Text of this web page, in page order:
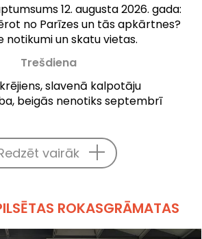
12. augusta 2026. gada:
no Parīzes un tās apkārtnes?
notikumi un skatu vietas.
Trešdiena
slavenā kalpotāju
beigās nenotiks septembrī
vairāk
ROKASGRĀMATAS